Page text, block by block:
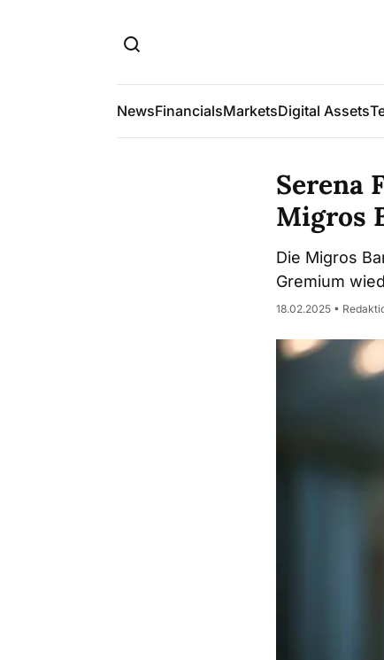
NewsFinancialsMarketsDigital Assets
Serena
Migros
Die Migros
Gremium
18.02.2025 •